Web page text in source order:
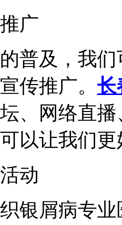
广
普及，我
传推广。 长
、网络直
以让我们
动
银屑病专